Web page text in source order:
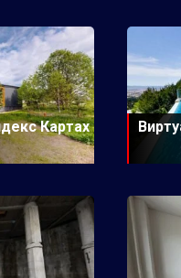
Картах